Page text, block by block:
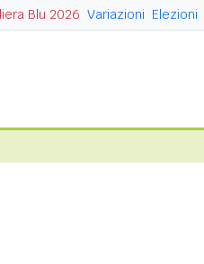
Blu 2026 Variazioni Elezioni